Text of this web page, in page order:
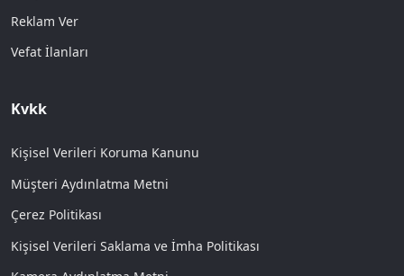
Reklam Ver
Vefat İlanları
Kvkk
Kişisel Verileri Koruma Kanunu
Müşteri Aydınlatma Metni
Çerez Politikası
Kişisel Verileri Saklama ve İmha Politikası